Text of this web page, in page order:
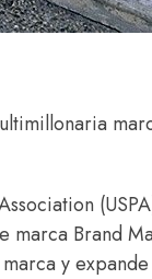
Brand
y